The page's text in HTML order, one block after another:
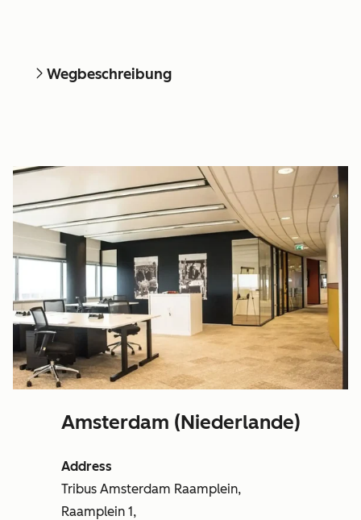
Wegbeschreibung
Amsterdam (Niederlande)
Address
Tribus Amsterdam Raamplein,
Raamplein 1,